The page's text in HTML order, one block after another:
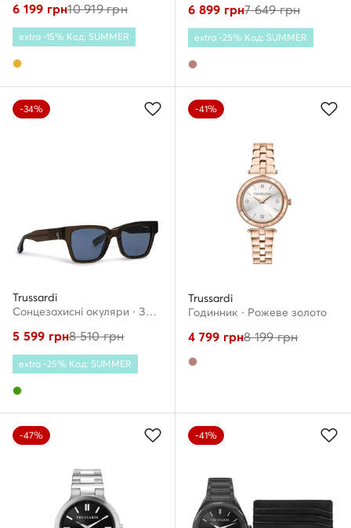
6 199 грн10 919грн
extra -15% Код: SUMMER
6 899 грн7 649грн
extra -25% Код: SUMMER
-34%
Trussardi
Сонцезахисні окуляри · Зелений
5 599 грн8 510грн
extra -25% Код: SUMMER
-41%
Trussardi
Годинник · Рожеве золото
4 799 грн8 199грн
-47% -41%